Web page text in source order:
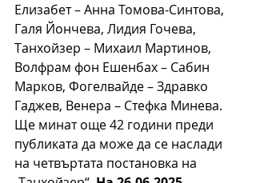
Елизабет – Анна Томова-Синтова,
Галя Йончева, Лидия Гочева,
Танхойзер – Михаил Мартинов,
Волфрам фон Ешенбах – Сабин
Марков, Фогелвайде – Здравко
Гаджев, Венера – Стефка Минева.
Ще минат още 42 години преди
публиката да може да се наслади
на четвъртата постановка на